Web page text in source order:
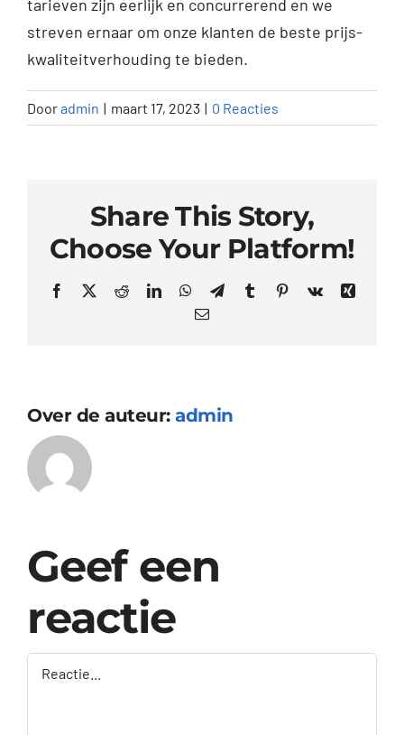
Contact
tarieven zijn eerlijk en concurrerend en we
streven ernaar om onze klanten de beste prijs-
kwaliteitverhouding te bieden.
Dooradmin | maart 17, 2023 | 0 Reacties
Share This Story,
Choose Your Platform!
Facebook
X RedditLinkedInWhatsApp
TelegramTumblrPinterest
Vk
Xing
E-
Over de auteur: admin
Geef een
reactie
Reactie